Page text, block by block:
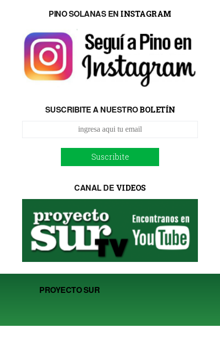
PINO SOLANAS EN INSTAGRAM
SUSCRIBITE A NUESTROBOLETÍN
Suscribite
CANAL DE VIDEOS
PROYECTO SUR